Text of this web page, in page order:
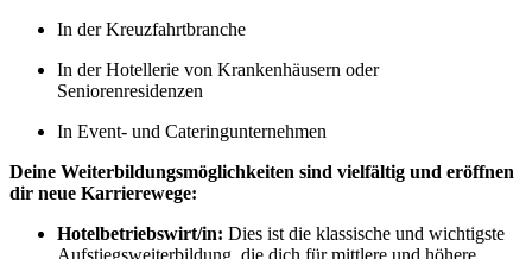
In der Kreuzfahrtbranche
In der Hotellerie von Krankenhäusern oder
Seniorenresidenzen
In Event- und Cateringunternehmen
Deine Weiterbildungsmöglichkeiten sind vielfältig und eröffnen
dir neue Karrierewege:
Hotelbetriebswirt/in: Dies ist die klassische und wichtigste
Aufstiegsweiterbildung, die dich für mittlere und höhere